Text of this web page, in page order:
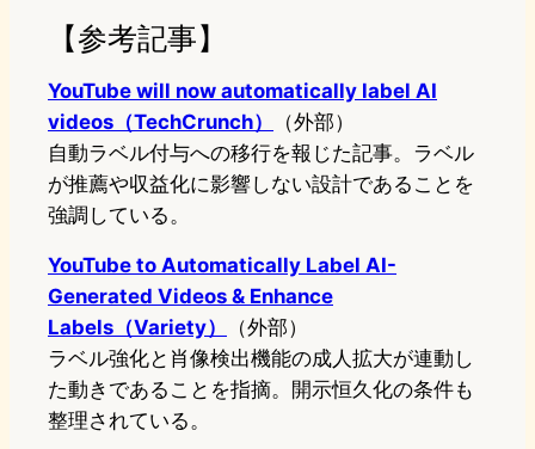
【参考記事】
YouTube will now automatically label AI
videos（TechCrunch）
（外部）
自動ラベル付与への移行を報じた記事。ラベル
が推薦や収益化に影響しない設計であることを
強調している。
YouTube to Automatically Label AI-
Generated Videos & Enhance
Labels（Variety）
（外部）
ラベル強化と肖像検出機能の成人拡大が連動し
た動きであることを指摘。開示恒久化の条件も
整理されている。